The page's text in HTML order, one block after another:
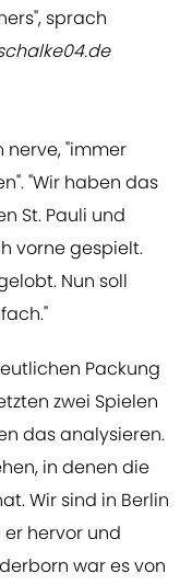
sprach
nerve, "immer
"Wir haben das
St. Pauli und
vorne gespielt.
Nun soll
Packung
zwei Spielen
das analysieren.
in denen die
Wir sind in Berlin
hervor und
war es von